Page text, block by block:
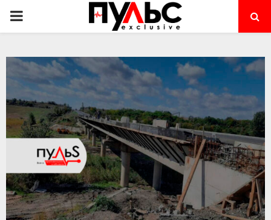
PRIMARY